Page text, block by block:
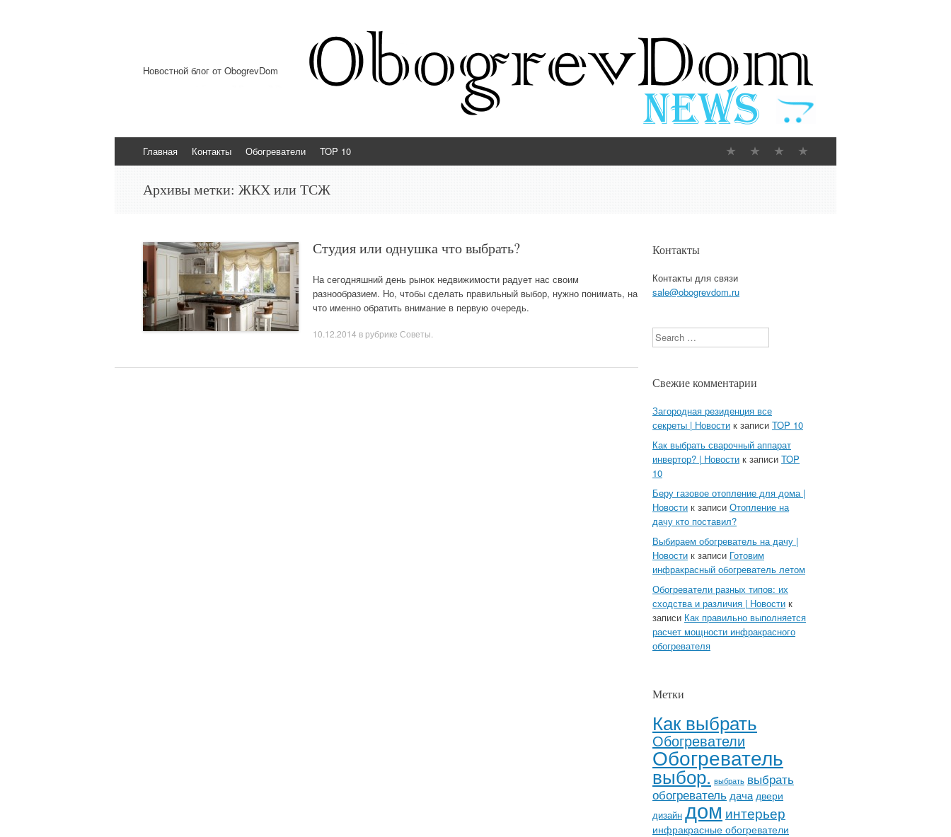
Новостной блог от ObogrevDom
Перейти к содержимому
Главная Контакты Обогреватели TOP 10
Архивы метки: ЖКХ или ТСЖ
Студия или однушка что выбрать?
На сегодняшний день рынок недвижимости радует нас своим
разнообразием. Но, чтобы сделать правильный выбор, нужно понимать, на
что именно обратить внимание в первую очередь.
10.12.2014 в рубрике Советы
Контакты
Контакты для связи
sale@obogrevdom.ru
Search
Свежие комментарии
Загородная резиденция все
секреты | Новости к записи TOP 10
Как выбрать сварочный аппарат
инвертор? | Новости к записи TOP
10
Беру газовое отопление для дома |
Новости к записи Отопление на
дачу кто поставил?
Выбираем обогреватель на дачу |
Новости к записи Готовим
инфракрасный обогреватель летом
Обогреватели разных типов: их
сходства и различия | Новости к
записи Как правильно выполняется
расчет мощности инфракрасного
обогревателя
Метки
Как выбрать
Обогреватели
Обогреватель
выбор. выбрать выбрать
обогреватель дача двери
дизайн доминтерьер
инфракрасные обогреватели